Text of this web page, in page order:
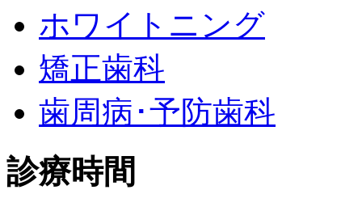
ホワイトニング
矯正歯科
歯周病･予防歯科
診療時間